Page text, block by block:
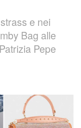
e nei
Bag alle
Pepe